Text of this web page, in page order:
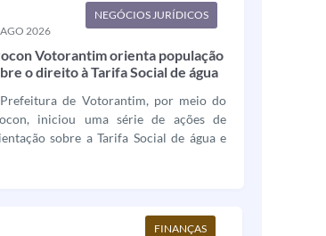
viária,...
NEGÓCIOS JURÍDICOS
2026
Votorantim orienta população
o direito à Tarifa Social de água
de Votorantim, por meio do
iniciou uma série de ações de
sobre a Tarifa Social de água e
essenciais para famílias em
FINANÇAS